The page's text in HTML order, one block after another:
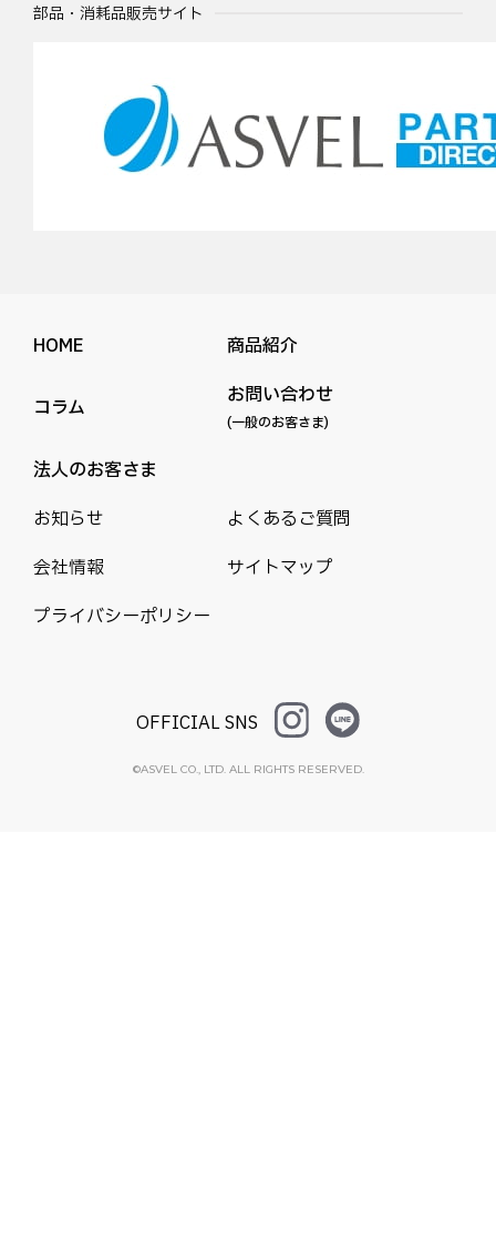
部品・消耗品販売サイト
HOME 商品紹介
コラム お問い合わせ
(一般のお客さま)
法人のお客さま
お知らせ
よくあるご質問
会社情報
サイトマップ
プライバシーポリシー
OFFICIAL SNS
©ASVEL CO., LTD. ALL RIGHTS RESERVED.